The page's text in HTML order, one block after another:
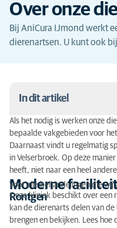
Over onze
Bij AniCura IJmond werkt
dierenartsen. U kunt ook
In dit artikel
Moderne faciliteiten
Dierenarts voor
Historie van onze
Vacatures
Als het nodig is werken onze
bepaalde vakgebieden voor
Daarnaast vindt u regelmatig
in Velserbroek. Op deze
heeft, niet naar een heel
Moderne
Voor alle behandelingen die wij
Rontgen
Onze kliniek beschikt over
kan de dierenarts delen van
brengen en bekijken. Lees hoe